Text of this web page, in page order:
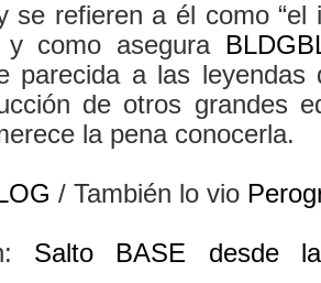
se refieren a él como “el
y como asegura
parecida a las leyendas
de otros grandes
la pena conocerla.
/ También lo vio
Salto BASE desde